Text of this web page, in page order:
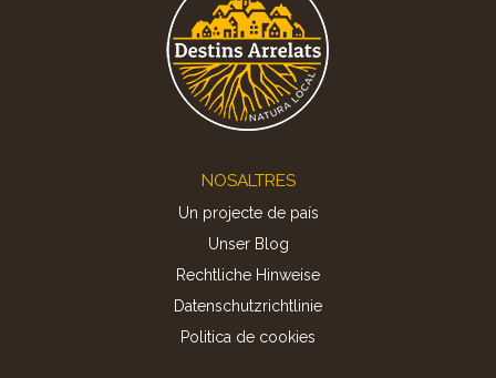
NOSALTRES
Un projecte de país
Unser Blog
Rechtliche Hinweise
Datenschutzrichtlinie
Politica de cookies